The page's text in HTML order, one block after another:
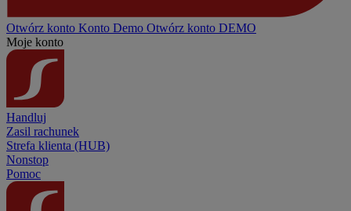
Otwórz konto Konto Demo Otwórz konto DEMO
Moje konto
Handluj
Zasil rachunek
Strefa klienta (HUB)
Nonstop
Pomoc